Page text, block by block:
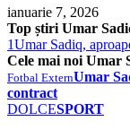
ianuarie 7, 2026
Top știri Umar
1Umar Sadiq,
Cele mai noi Umar
Fotbal ExternUmar
contract
DOLCESPORT